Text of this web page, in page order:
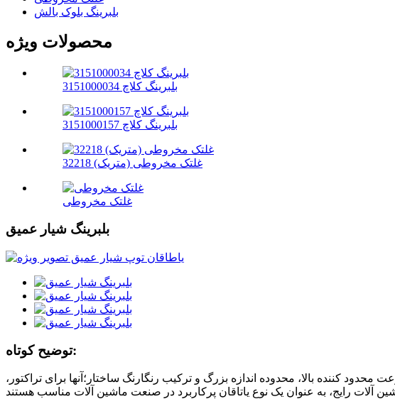
بلبرینگ بلوک بالش
محصولات ویژه
بلبرینگ کلاچ 3151000034
بلبرینگ کلاچ 3151000157
غلتک مخروطی (متریک) 32218
غلتک مخروطی
بلبرینگ شیار عمیق
توضیح کوتاه:
کننده بالا، محدوده اندازه بزرگ و ترکیب رنگارنگ ساختار؛آنها برای تراکتور،